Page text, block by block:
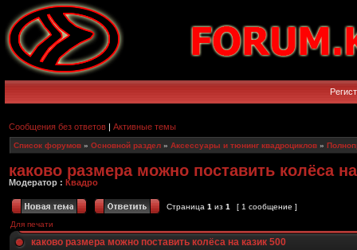
Сообщения без ответов | Активные темы
Список форумов » Основной раздел » Аксессуары и тюнинг квадроциклов »
каково размера можно поставить колёса
Модератор : Квадро
Страница 1 из 1
[ 1 сообщение ]
Для печати
каково размера можно поставить колёса на казик 500